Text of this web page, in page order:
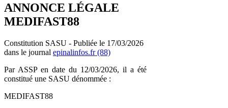
ANNONCE LÉGALE
MEDIFAST88
Constitution SASU - Publiée le 17/03/2026
dans le journal epinalinfos.fr (88)
Par ASSP en date du 12/03/2026, il a été
constitué une SASU dénommée :
MEDIFAST88